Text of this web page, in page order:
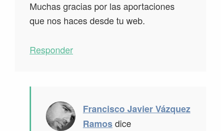
Muchas gracias por las aportaciones
que nos haces desde tu web.
Responder
Francisco Javier Vázquez
Ramosdice